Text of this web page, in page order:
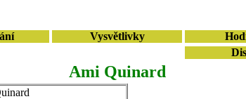
Vysvětlivky
Ami Quinard